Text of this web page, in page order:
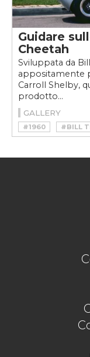
Guidare
Cheetah
Sviluppata da
appositamente
Carroll Shelby,
prodotto...
GALLERY
#1960
#BILL
#BILL THOMAS